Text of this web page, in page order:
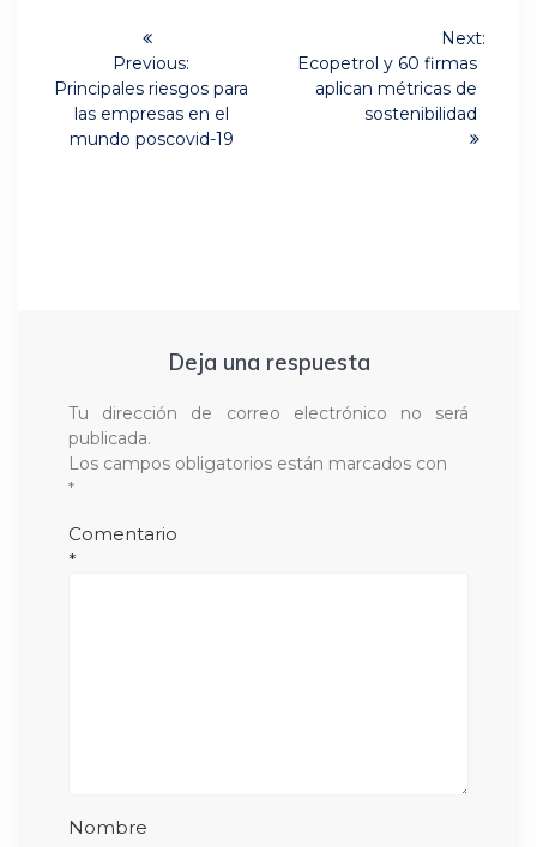
Navegación
de
entradas
Previous:
Previous
post:
Principales riesgos para
las empresas en el
mundo poscovid-19
Next:
Next
post:
Ecopetrol y 60 firmas
aplican métricas de
sostenibilidad
Deja una respuesta
Tu dirección de correo electrónico no será
publicada.
Los campos obligatorios están marcados con
*
Comentario
*
Nombre